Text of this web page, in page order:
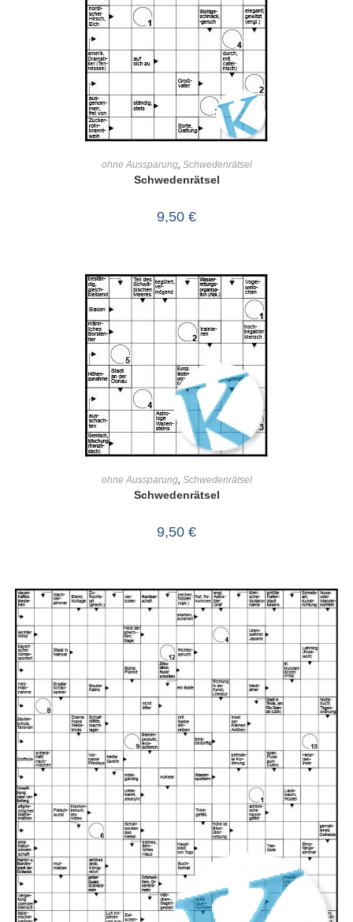
ohne Aussparung, Schwedenrätsel
Schwedenrätsel
9,50 €
ohne Aussparung, Schwedenrätsel
Schwedenrätsel
9,50 €